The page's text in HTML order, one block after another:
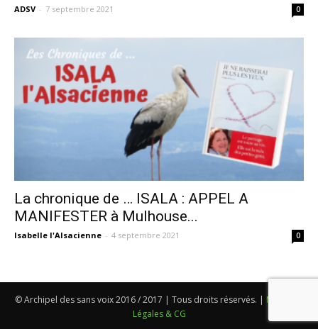
ADSV - 7 septembre 2021 0
La chronique de … ISALA : APPEL A
MANIFESTER à Mulhouse...
Isabelle l'Alsacienne - 4 septembre 2021 0
© Archipel des sans voix 2016 / 2017 | Tous droits réservés. | Mentions
Légales & CG